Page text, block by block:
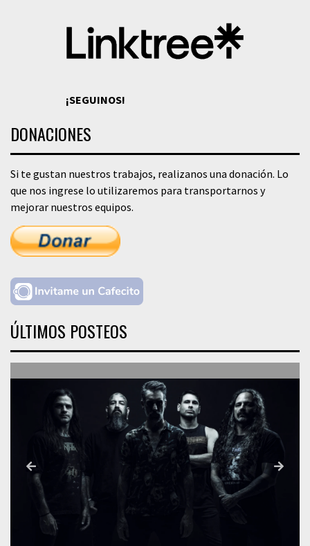
¡SEGUINOS!
DONACIONES
Si te gustan nuestros trabajos, realizanos una donación. Lo
que nos ingrese lo utilizaremos para transportarnos y
mejorar nuestros equipos.
ÚLTIMOS POSTEOS